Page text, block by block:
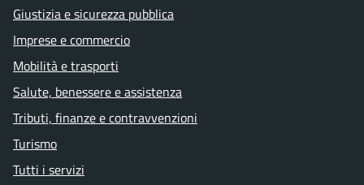
Giustizia e sicurezza pubblica
Imprese e commercio
Mobilità e trasporti
Salute, benessere e assistenza
Tributi, finanze e contravvenzioni
Turismo
Tutti i servizi